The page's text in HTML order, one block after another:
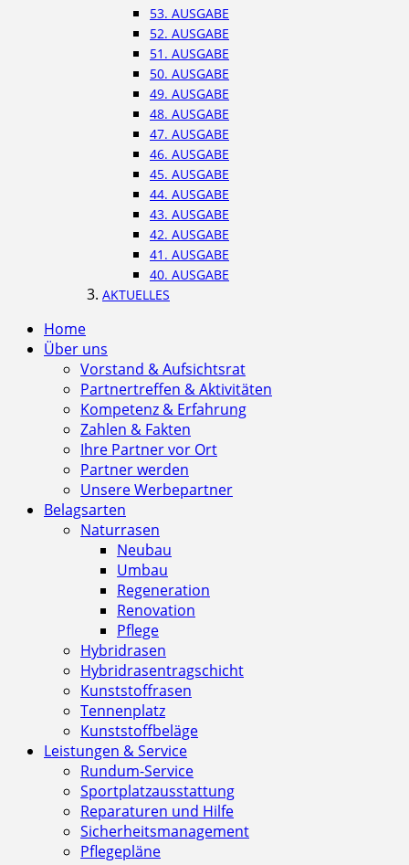
53. AUSGABE
52. AUSGABE
51. AUSGABE
50. AUSGABE
49. AUSGABE
48. AUSGABE
47. AUSGABE
46. AUSGABE
45. AUSGABE
44. AUSGABE
43. AUSGABE
42. AUSGABE
41. AUSGABE
40. AUSGABE
AKTUELLES
Home
Über uns
Vorstand & Aufsichtsrat
Partnertreffen & Aktivitäten
Kompetenz & Erfahrung
Zahlen & Fakten
Ihre Partner vor Ort
Partner werden
Unsere Werbepartner
Belagsarten
Naturrasen
Neubau
Umbau
Regeneration
Renovation
Pflege
Hybridrasen
Hybridrasentragschicht
Kunststoffrasen
Tennenplatz
Kunststoffbeläge
Leistungen & Service
Rundum-Service
Sportplatzausstattung
Reparaturen und Hilfe
Sicherheitsmanagement
Pflegepläne